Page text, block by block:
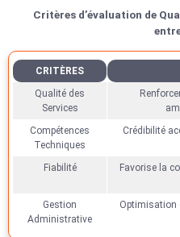
Critères d’évaluation de
CRITÈRES
Qualité des
Services
Compétences
Techniques
Crédibilité
Fiabilité
Favorise la
Gestion
Administrative
Optimisation